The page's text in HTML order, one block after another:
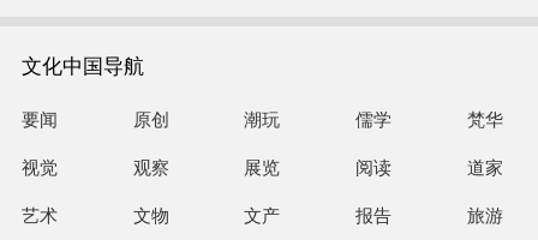
文化中国导航
要闻 原创 潮玩 儒学 梵华
视觉 观察 展览 阅读 道家
艺术 文物 文产 报告 旅游